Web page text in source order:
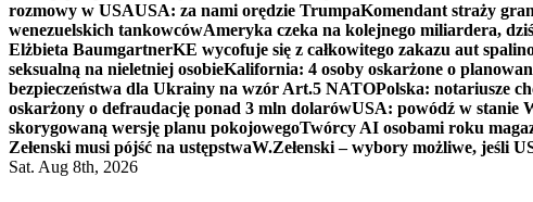
rozmowy w USAUSA: za nami orędzie TrumpaKomendant straży
wenezuelskich tankowcówAmeryka czeka na kolejnego miliardera,
Elżbieta BaumgartnerKE wycofuje się z całkowitego zakazu aut
seksualną na nieletniej osobieKalifornia: 4 osoby oskarżone o
bezpieczeństwa dla Ukrainy na wzór Art.5 NATOPolska: notariusze
oskarżony o defraudację ponad 3 mln dolarówUSA: powódź w stanie
skorygowaną wersję planu pokojowegoTwórcy AI osobami roku
Zełenski musi pójść na ustępstwaW.Zełenski – wybory możliwe, jeśli
Sat. Aug 8th, 2026